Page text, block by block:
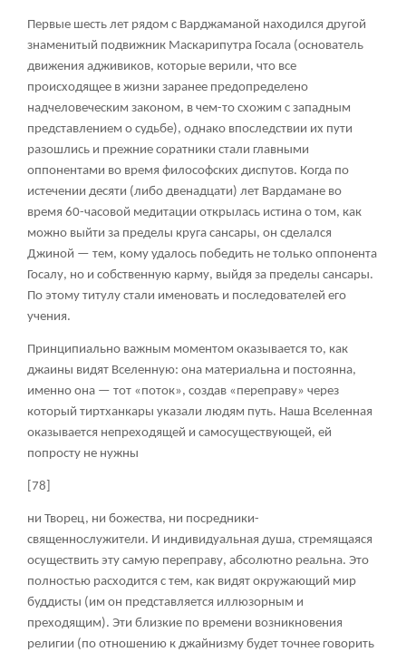
Первые шесть лет рядом с Варджаманой находился другой
знаменитый подвижник Маскарипутра Госала (основатель
движения адживиков, которые верили, что все
происходящее в жизни заранее предопределено
надчеловеческим законом, в чем-то схожим с западным
представлением о судьбе), однако впоследствии их пути
разошлись и прежние соратники стали главными
оппонентами во время философских диспутов. Когда по
истечении десяти (либо двенадцати) лет Вардамане во
время 60-часовой медитации открылась истина о том, как
можно выйти за пределы круга сансары, он сделался
Джиной — тем, кому удалось победить не только оппонента
Госалу, но и собственную карму, выйдя за пределы сансары.
По этому титулу стали именовать и последователей его
учения.
Принципиально важным моментом оказывается то, как
джаины видят Вселенную: она материальна и постоянна,
именно она — тот «поток», создав «переправу» через
который тиртханкары указали людям путь. Наша Вселенная
оказывается непреходящей и самосуществующей, ей
попросту не нужны
[78]
ни Творец, ни божества, ни посредники-
священнослужители. И индивидуальная душа, стремящаяся
осуществить эту самую переправу, абсолютно реальна. Это
полностью расходится с тем, как видят окружающий мир
буддисты (им он представляется иллюзорным и
преходящим). Эти близкие по времени возникновения
религии (по отношению к джайнизму будет точнее говорить